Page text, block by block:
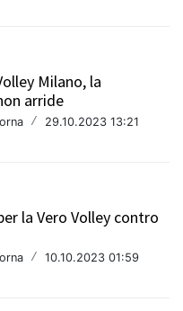
Milano, la
arride
/ 29.10.2023 13:21
la Vero Volley contro
/ 10.10.2023 01:59